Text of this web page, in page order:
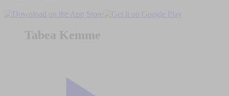
Tabea Kemme